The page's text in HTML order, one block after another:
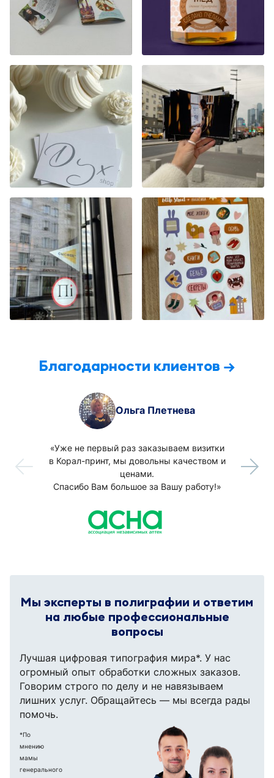
Благодарности клиентов
Ольга Плетнева
«Уже не первый раз заказываем визитки
в Корал-принт, мы довольны качеством и
ценами.
Спасибо Вам большое за Вашу работу!»
Мы эксперты в полиграфии и ответим
на любые профессиональные
вопросы
Лучшая цифровая типография мира*. У нас
огромный опыт обработки сложных заказов.
Говорим строго по делу и не навязываем
лишних услуг. Обращайтесь — мы всегда рады
помочь.
*По
мнению
мамы
генерального